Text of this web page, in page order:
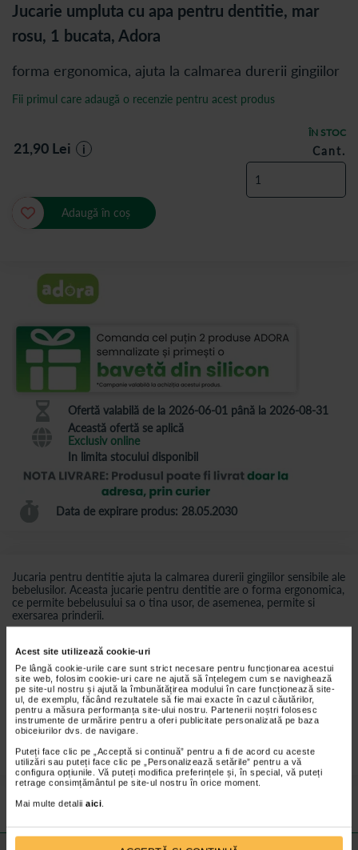
Acest site utilizează cookie-uri
Pe lângă cookie-urile care sunt strict necesare pentru funcționarea acestui
site web, folosim cookie-uri care ne ajută să înțelegem cum se navighează
pe site-ul nostru și ajută la îmbunătățirea modului în care funcționează site-
ul, de exemplu, făcând rezultatele să fie mai exacte în cazul căutărilor,
pentru a măsura performanța site-ului nostru. Partenerii noștri folosesc
instrumente de urmărire pentru a oferi publicitate personalizată pe baza
obiceiurilor dvs. de navigare.
Puteți face clic pe „Acceptă si continuă” pentru a fi de acord cu aceste
utilizări sau puteți face clic pe „Personalizează setările” pentru a vă
configura opțiunile. Vă puteți modifica preferințele și, în special, vă puteți
retrage consimțământul pe site-ul nostru în orice moment.
Mai multe detalii aici
Ofertă valabilă de la 2026-06-01 până la 2026-08-31
Această ofertă se aplică
Exclusiv online
In limita stocului disponibil
Data de expirare produs: 28.05.2030
Jucaria pentru dentitie ajuta la calmarea durerii gingiilor sensibile ale
bebelusilor. Aceasta jucarie pentru dentitie are o forma ergonomica,
ce permite bebelusului sa o tina usor, de asemenea, permite si
exersarea prinderii.
Jucarie umpluta cu apa pentru dentitie, mar
rosu, 1 bucata, Adora
forma ergonomica, ajuta la calmarea durerii gingiilor
ÎN STOC
Fii primul care adaugă o recenzie pentru acest produs
21,90 Lei i Cant.
Adaugă în coș
Preturile si promotiile afisate pe site in dreptul fiecarui produs sunt